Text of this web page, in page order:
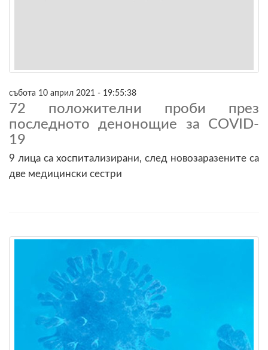
събота 10 април 2021 - 19:55:38
72 положителни проби през
последното денонощие за COVID-
19
9 лица са хоспитализирани, след новозаразените са
две медицински сестри